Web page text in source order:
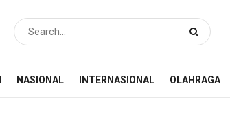
NASIONAL INTERNASIONAL OLAHRAGA